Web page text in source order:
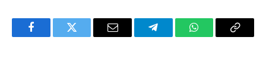
FacebookTwitter Email TelegramWhatsAppCopy